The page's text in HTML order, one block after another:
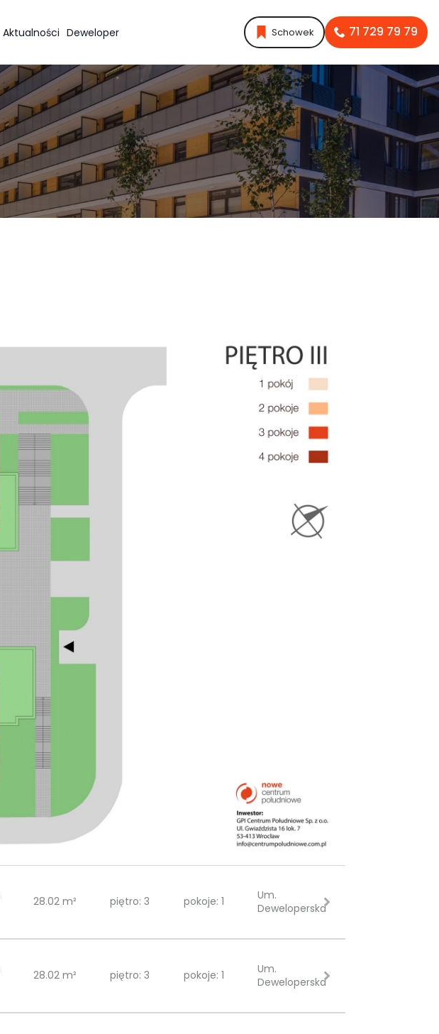
Aktualności Deweloper Schowek 71 729 79 79
28.02 m² piętro: 3 pokoje: 1
Um.
Deweloperska
28.02 m² piętro: 3 pokoje: 1
Um.
Deweloperska